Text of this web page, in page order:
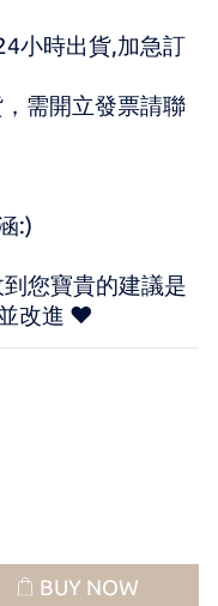
小時出貨,加急訂
需開立發票請聯
:)
您寶貴的建議是
改進 ♥
BUY NOW